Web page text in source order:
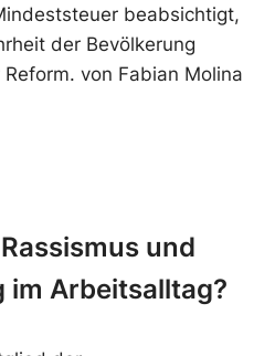
beabsichtigt,
der Bevölkerung
von Fabian Molina
und
im Arbeitsalltag?